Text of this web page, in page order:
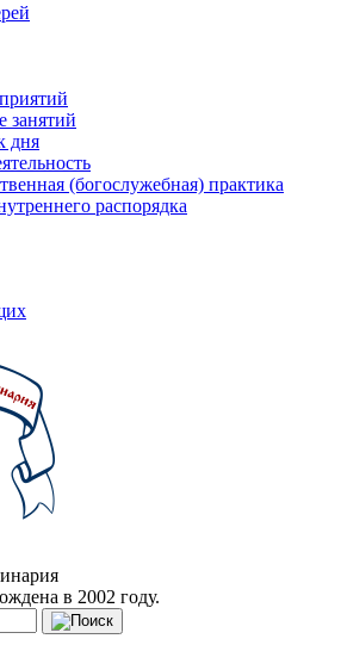
занятий
дня
(богослужебная) практика
распорядка
в 2002 году.